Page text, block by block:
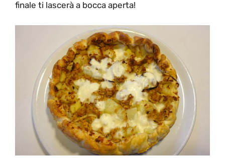
finale ti lascerà a bocca aperta!